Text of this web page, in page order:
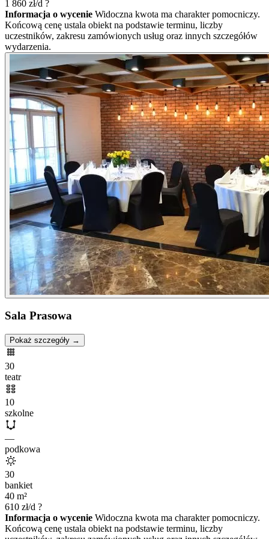
1 860 zł/d ?
Informacja o wycenie Widoczna kwota ma charakter pomocniczy.
Końcową cenę ustala obiekt na podstawie terminu, liczby
uczestników, zakresu zamówionych usług oraz innych szczegółów
wydarzenia.
Sala Prasowa
Pokaż szczegóły →
30
teatr
10
szkolne
—
podkowa
30
bankiet
40 m²
610 zł/d ?
Informacja o wycenie Widoczna kwota ma charakter pomocniczy.
Końcową cenę ustala obiekt na podstawie terminu, liczby